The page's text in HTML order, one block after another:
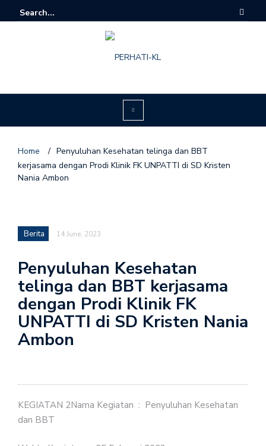
Home / Penyuluhan Kesehatan telinga dan BBT
kerjasama dengan Prodi Klinik FK UNPATTI di SD Kristen
Nania Ambon
Berita 14 June, 2023
Penyuluhan Kesehatan
telinga dan BBT kerjasama
dengan Prodi Klinik FK
UNPATTI di SD Kristen Nania
Ambon
KEGIATAN 2Nama Kegiatan : Penyuluhan Kesehatan
dan BBT